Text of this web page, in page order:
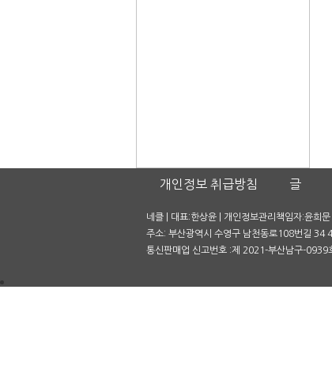
개인정보 취급방침 글
네클 | 대표:한상윤 | 개인정보관리책임자:윤희
주소: 부산광역시 수영구 남천동로108번길
통신판매업 신고번호 :제 2021-부산남구-0939